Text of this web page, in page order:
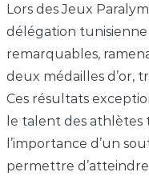
Lors des Jeux
délégation tunisienne
remarquables,
deux médailles d’or,
Ces résultats
le talent des athlètes
l’importance d’un
permettre